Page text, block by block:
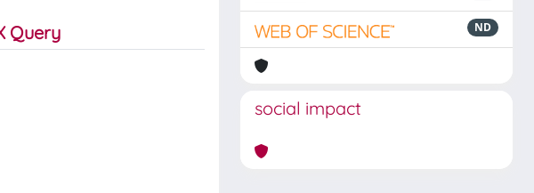
ND
social impact